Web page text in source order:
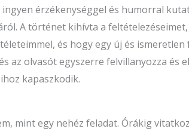
érzékenységgel és humorral
A történet kihívta a
és hogy egy új és ismeretlen
az olvasót egyszerre felvillanyozza
kapaszkodik.
mint egy nehéz feladat. Órákig